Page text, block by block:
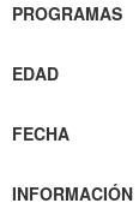
PROGRAMAS
EDAD
FECHA
INFORMACIÓN